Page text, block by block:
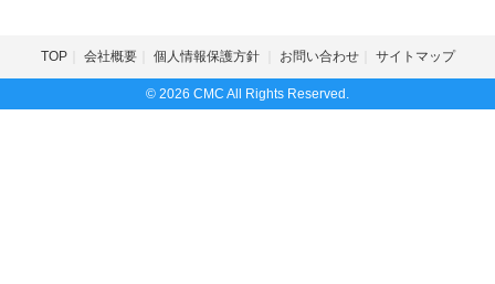
TOP 会社概要 個人情報保護方針 お問い合わせ サイトマップ
© 2026 CMC All Rights Reserved.